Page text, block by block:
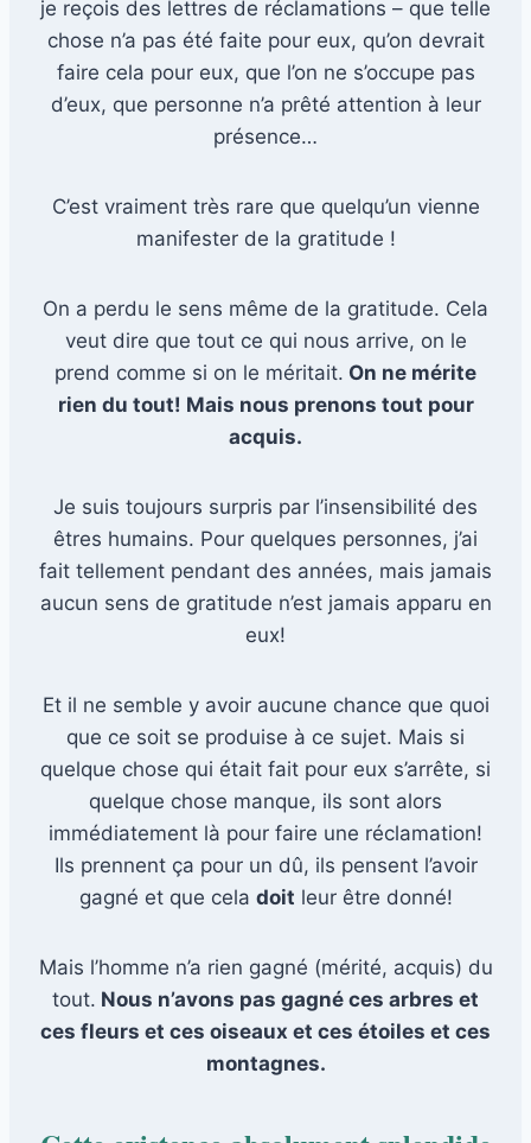
je reçois des lettres de réclamations – que telle
chose n’a pas été faite pour eux, qu’on devrait
faire cela pour eux, que l’on ne s’occupe pas
d’eux, que personne n’a prêté attention à leur
présence…
C’est vraiment très rare que quelqu’un vienne
manifester de la gratitude !
On a perdu le sens même de la gratitude. Cela
veut dire que tout ce qui nous arrive, on le
prend comme si on le méritait. On ne mérite
rien du tout! Mais nous prenons tout pour
acquis.
Je suis toujours surpris par l’insensibilité des
êtres humains. Pour quelques personnes, j’ai
fait tellement pendant des années, mais jamais
aucun sens de gratitude n’est jamais apparu en
eux!
Et il ne semble y avoir aucune chance que quoi
que ce soit se produise à ce sujet. Mais si
quelque chose qui était fait pour eux s’arrête, si
quelque chose manque, ils sont alors
immédiatement là pour faire une réclamation!
Ils prennent ça pour un dû, ils pensent l’avoir
gagné et que cela doit leur être donné!
Mais l’homme n’a rien gagné (mérité, acquis) du
tout. Nous n’avons pas gagné ces arbres et
ces fleurs et ces oiseaux et ces étoiles et ces
montagnes.